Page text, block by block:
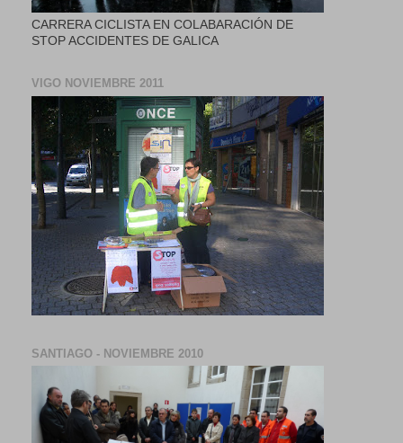
CARRERA CICLISTA EN COLABARACIÓN DE
STOP ACCIDENTES DE GALICA
VIGO NOVIEMBRE 2011
SANTIAGO - NOVIEMBRE 2010